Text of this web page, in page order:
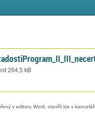
264,5 kB
v editoru Word, otevřít lze v